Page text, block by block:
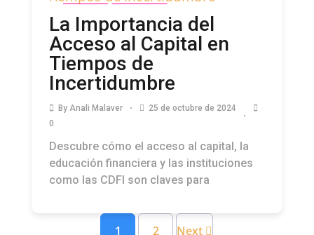
La Importancia del
Acceso al Capital en
Tiempos de
Incertidumbre
By Anali Malaver
25 de octubre de 2024
0
Descubre cómo el acceso al capital, la
educación financiera y las instituciones
como las CDFI son claves para
1 2 Next